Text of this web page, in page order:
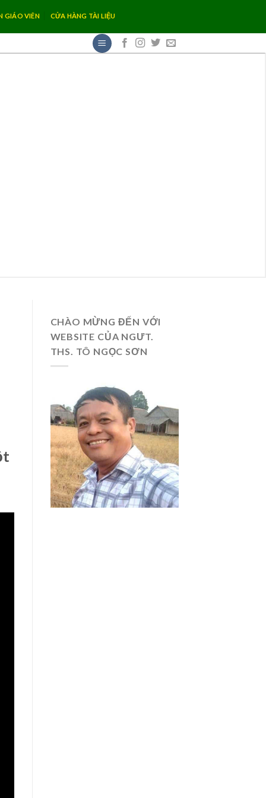
GIÁO VIÊN CỬA HÀNG TÀI LIỆU
CHÀO MỪNG ĐẾN VỚI
WEBSITE CỦA NGƯT.
THS. TÔ NGỌC SƠN